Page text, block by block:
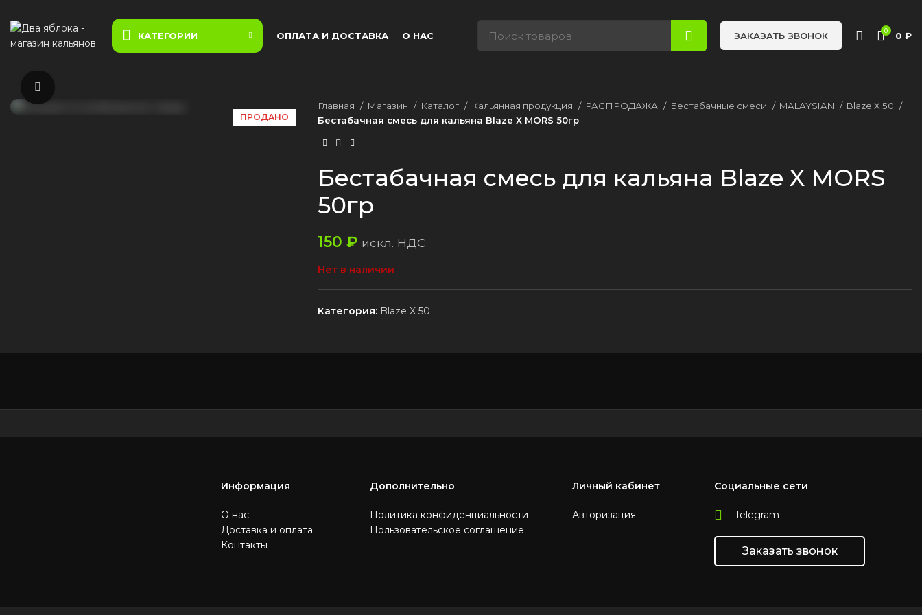
КАТЕГОРИИ ОПЛАТА И ДОСТАВКА О НАС ЗАКАЗАТЬ ЗВОНОК 0 0 ₽
ПРОДАНО
Главная
Магазин Каталог Кальянная продукция РАСПРОДАЖА Бестабачные смеси MALAYSIAN
Blaze X 50
Бестабачная смесь для кальяна Blaze X MORS 50гр
Бестабачная смесь для кальяна Blaze X MORS
50гр
150 ₽ искл. НДС
Нет в наличии
Категория: Blaze X 50
Информация
О нас
Доставка и оплата
Контакты
Дополнительно
Политика конфиденциальности
Пользовательское соглашение
Личный кабинет
Авторизация
Социальные сети
Telegram
Заказать звонок